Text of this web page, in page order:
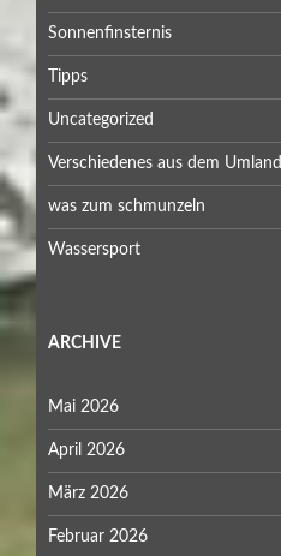
Sonnenfinsternis
Tipps
Uncategorized
Verschiedenes aus dem Umland
was zum schmunzeln
Wassersport
ARCHIVE
Mai 2026
April 2026
März 2026
Februar 2026